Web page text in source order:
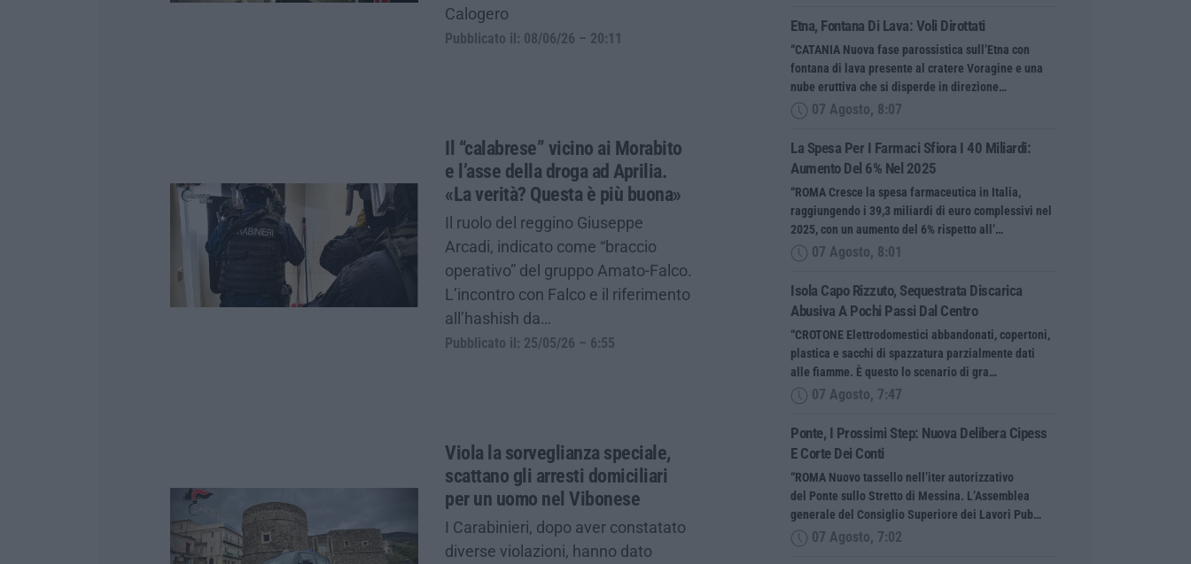
Calogero
Pubblicato il: 08/06/26 – 20:11
Il “calabrese” vicino ai Morabito
e l’asse della droga ad Aprilia.
«La verità? Questa è più buona»
Il ruolo del reggino Giuseppe
Arcadi, indicato come “braccio
operativo” del gruppo Amato-Falco.
L’incontro con Falco e il riferimento
all’hashish da…
Pubblicato il: 25/05/26 – 6:55
Viola la sorveglianza speciale,
scattano gli arresti domiciliari
per un uomo nel Vibonese
I Carabinieri, dopo aver constatato
diverse violazioni, hanno dato
Etna, Fontana Di Lava: Voli Dirottati
“CATANIA Nuova fase parossistica sull’Etna con
fontana di lava presente al cratere Voragine e una
nube eruttiva che si disperde in direzione…
07 Agosto, 8:07
La Spesa Per I Farmaci Sfiora I 40 Miliardi:
Aumento Del 6% Nel 2025
“ROMA Cresce la spesa farmaceutica in Italia,
raggiungendo i 39,3 miliardi di euro complessivi nel
2025, con un aumento del 6% rispetto all’…
07 Agosto, 8:01
Isola Capo Rizzuto, Sequestrata Discarica
Abusiva A Pochi Passi Dal Centro
“CROTONE Elettrodomestici abbandonati, copertoni,
plastica e sacchi di spazzatura parzialmente dati
alle fiamme. È questo lo scenario di gra…
07 Agosto, 7:47
Ponte, I Prossimi Step: Nuova Delibera Cipess
E Corte Dei Conti
“ROMA Nuovo tassello nell’iter autorizzativo
del Ponte sullo Stretto di Messina. L’Assemblea
generale del Consiglio Superiore dei Lavori Pub…
07 Agosto, 7:02